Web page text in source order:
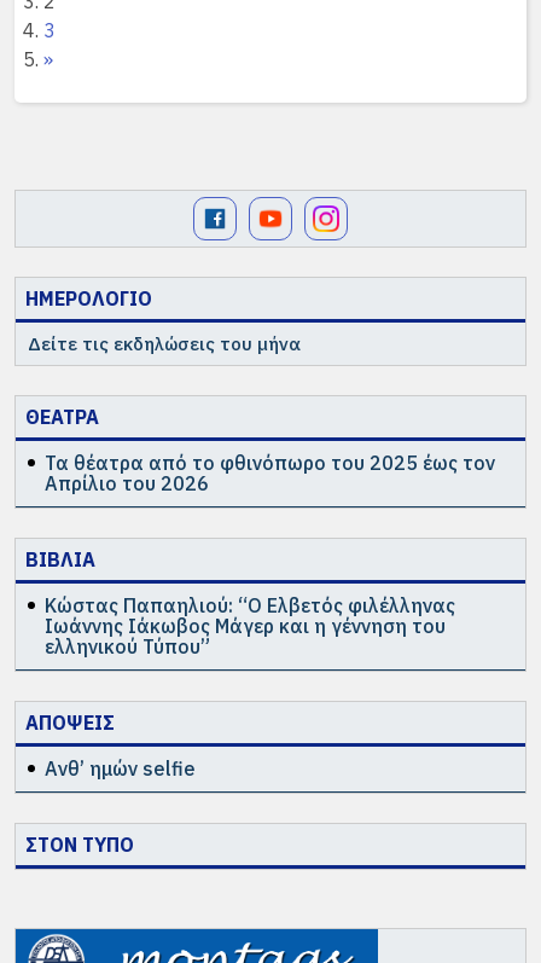
ΗΜΕΡΟΛΟΓΙΟ
Δείτε τις εκδηλώσεις του μήνα
ΘΕΑΤΡΑ
Τα θέατρα από το φθινόπωρο του 2025 έως τον
Απρίλιο του 2026
ΒΙΒΛΙΑ
Κώστας Παπαηλιού: “Ο Ελβετός φιλέλληνας
Ιωάννης Ιάκωβος Μάγερ και η γέννηση του
ελληνικού Τύπου”
ΑΠΟΨΕΙΣ
Ανθ’ ημών selfie
ΣΤΟΝ ΤΥΠΟ
3
»